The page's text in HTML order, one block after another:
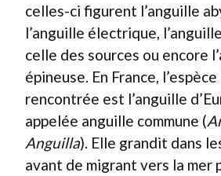
celles-ci figurent l’anguille
l’anguille électrique,
celle des sources ou encore
épineuse. En France, l’espèce
rencontrée est l’anguille
appelée anguille commune (
Anguilla). Elle grandit dans
avant de migrant vers la mer